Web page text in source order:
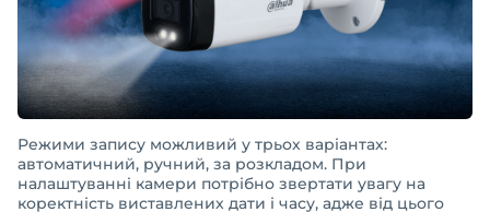
Режими запису можливий у трьох варіантах:
автоматичний, ручний, за розкладом. При
налаштуванні камери потрібно звертати увагу на
коректність виставлених дати і часу, адже від цього